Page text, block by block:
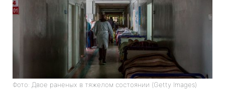
Фото: Двое раненых в тяжелом состоянии (Getty Images)